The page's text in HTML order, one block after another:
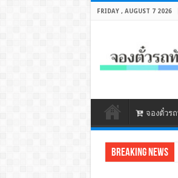
FRIDAY , AUGUST 7 2026
จองตั๋วร
Breaking News